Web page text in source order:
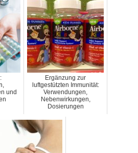
und
Ergänzung zur
luftgestützten Immunität:
Verwendungen,
Nebenwirkungen,
Dosierungen